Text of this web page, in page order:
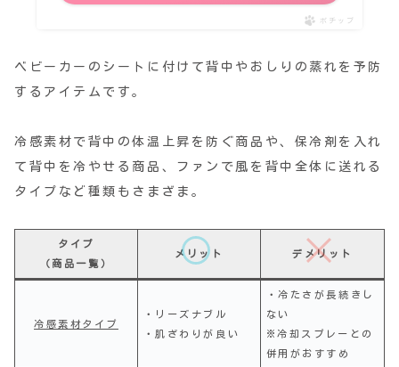
ポチップ
ベビーカーのシートに付けて背中やおしりの蒸れを予防
するアイテムです。
冷感素材で背中の体温上昇を防ぐ商品や、保冷剤を入れ
て背中を冷やせる商品、ファンで風を背中全体に送れる
タイプなど種類もさまざま。
タイプ
（商品一覧）
メリット デメリット
冷感素材タイプ
・リーズナブル
・肌ざわりが良い
・冷たさが長続きし
ない
※冷却スプレーとの
併用がおすすめ